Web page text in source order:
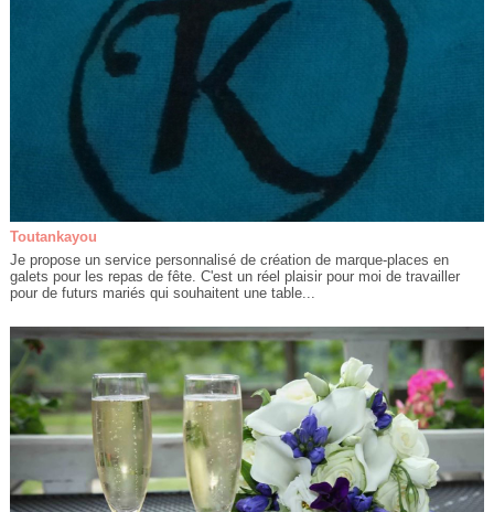
Toutankayou
Je propose un service personnalisé de création de marque-places en
galets pour les repas de fête. C'est un réel plaisir pour moi de travailler
pour de futurs mariés qui souhaitent une table...